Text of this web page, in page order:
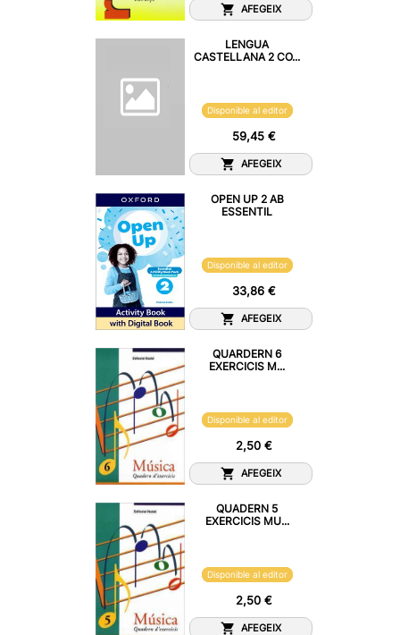
AFEGEIX
LENGUA
CASTELLANA 2 CO...
Disponible al editor
59,45 €
AFEGEIX
OPEN UP 2 AB
ESSENTIL
Disponible al editor
33,86 €
AFEGEIX
QUARDERN 6
EXERCICIS M...
Disponible al editor
2,50 €
AFEGEIX
QUADERN 5
EXERCICIS MU...
Disponible al editor
2,50 €
AFEGEIX